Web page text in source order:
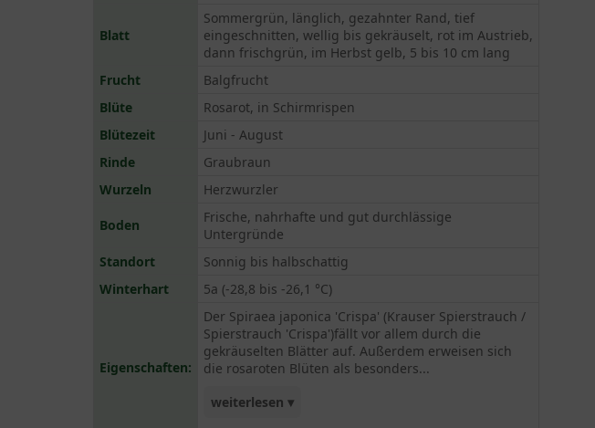
Blatt
Sommergrün, länglich, gezahnter Rand, tief
eingeschnitten, wellig bis gekräuselt, rot im Austrieb,
dann frischgrün, im Herbst gelb, 5 bis 10 cm lang
Frucht
Balgfrucht
Blüte
Rosarot, in Schirmrispen
Blütezeit
Juni - August
Rinde
Graubraun
Wurzeln
Herzwurzler
Boden
Frische, nahrhafte und gut durchlässige
Untergründe
Standort
Sonnig bis halbschattig
Winterhart
5a (-28,8 bis -26,1 °C)
Eigenschaften:
Der Spiraea japonica 'Crispa' (Krauser Spierstrauch /
Spierstrauch 'Crispa')fällt vor allem durch die
gekräuselten Blätter auf. Außerdem erweisen sich
die rosaroten Blüten als besonders...
weiterlesen ▾